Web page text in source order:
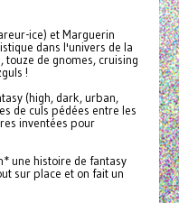
ice) et Marguerin
dans l'univers de la
de gnomes, cruising
!
(high, dark, urban,
de culs pédées entre les
inventées pour
une histoire de fantasy
sur place et on fait un